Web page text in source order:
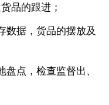
品的跟进；
数据，货品的摆放及
点，检查监督出、